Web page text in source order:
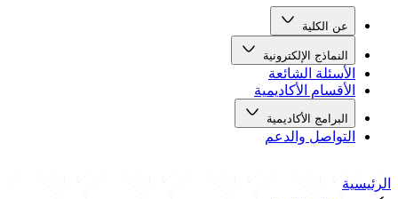
عن الكلية
النماذج الإلكترونية
الأسئلة الشائعة
الأقسام الأكاديمية
البرامج الأكاديمية
التواصل والدعم
الرئيسية